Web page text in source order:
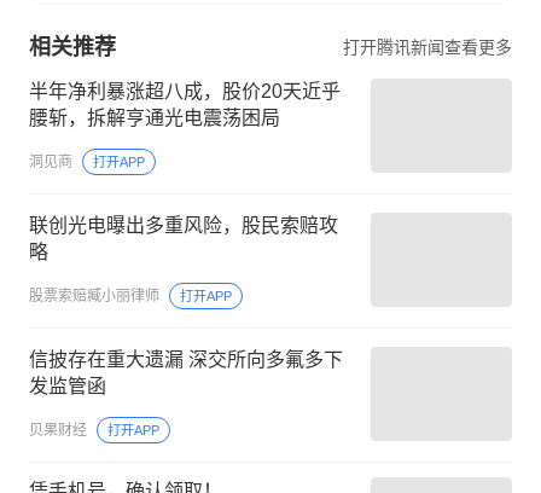
相关推荐 打开腾讯新闻查看更多
半年净利暴涨超八成，股价20天近乎
腰斩，拆解亨通光电震荡困局
洞见商 打开APP
联创光电曝出多重风险，股民索赔攻
略
股票索赔臧小丽律师 打开APP
信披存在重大遗漏 深交所向多氟多下
发监管函
贝果财经 打开APP